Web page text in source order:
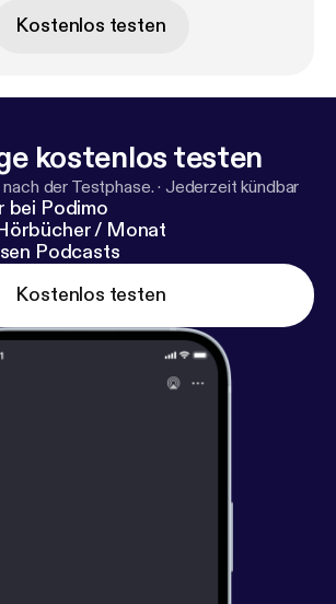
Kostenlos testen
kostenlos testen
der Testphase. · Jederzeit kündbar
bei Podimo
/ Monat
Podcasts
Kostenlos testen